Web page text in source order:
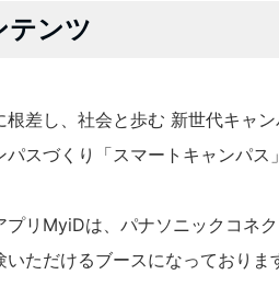
テンツ
差し、社会と歩む 新世代キャン
パスづくり「スマートキャンパ
リMyiDは、パナソニックコネ
ただけるブースになっておりま